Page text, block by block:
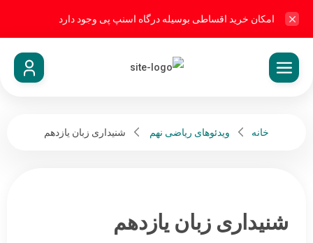
امکان خرید اقساطی بوسیله درگاه اسنپ پی وجود دارد
خانه ویدئوهای ریاضی نهم شنیداری زبان یازدهم
شنیداری زبان یازدهم